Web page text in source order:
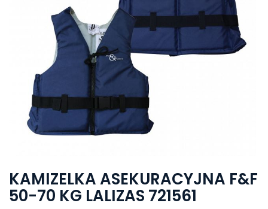
KAMIZELKA ASEKURACYJNA F&F
50-70 KG LALIZAS 721561